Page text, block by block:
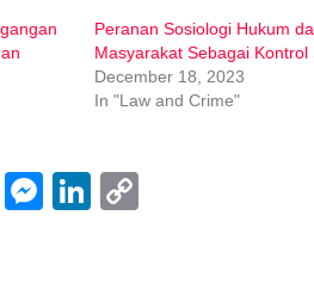
Peranan Sosiologi Hukum
Masyarakat Sebagai Kontrol
December 18, 2023
In "Law and Crime"
T
M
Li